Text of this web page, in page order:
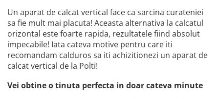
Curatator aburi
Solutii pentru plosnite
Accesorii & Consumabile
Accesorii statii de calcat
Accesorii curatatoare cu abur
Accesorii aspiratoare
Un aparat de calcat vertical face ca sarcina curateniei
sa fie mult mai placuta! Aceasta alternativa la calcatul
orizontal este foarte rapida, rezultatele fiind absolut
impecabile! Iata cateva motive pentru care iti
recomandam calduros sa iti achizitionezi un aparat de
calcat vertical de la Polti!
Vei obtine o tinuta perfecta in doar cateva minute